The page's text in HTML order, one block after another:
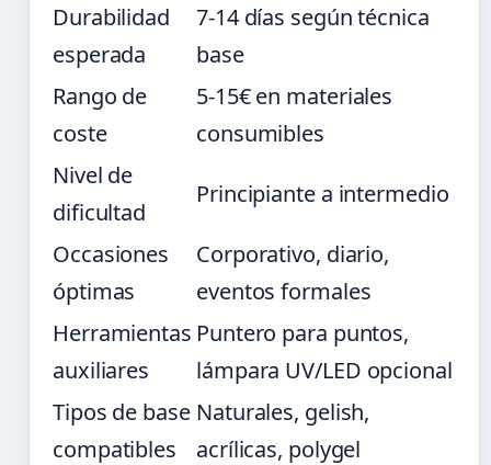
Durabilidad
esperada
7-14 días según técnica
base
Rango de
coste
5-15€ en materiales
consumibles
Nivel de
dificultad
Principiante a intermedio
Occasiones
óptimas
Corporativo, diario,
eventos formales
Herramientas
auxiliares
Puntero para puntos,
lámpara UV/LED opcional
Tipos de base
compatibles
Naturales, gelish,
acrílicas, polygel